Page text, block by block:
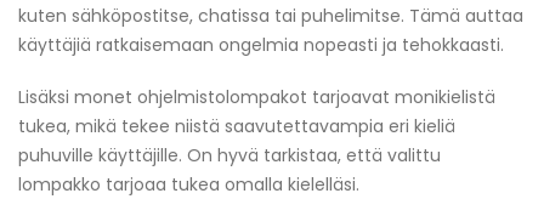
kuten sähköpostitse, chatissa tai puhelimitse. Tämä auttaa
käyttäjiä ratkaisemaan ongelmia nopeasti ja tehokkaasti.
Lisäksi monet ohjelmistolompakot tarjoavat monikielistä
tukea, mikä tekee niistä saavutettavampia eri kieliä
puhuville käyttäjille. On hyvä tarkistaa, että valittu
lompakko tarjoaa tukea omalla kielelläsi.